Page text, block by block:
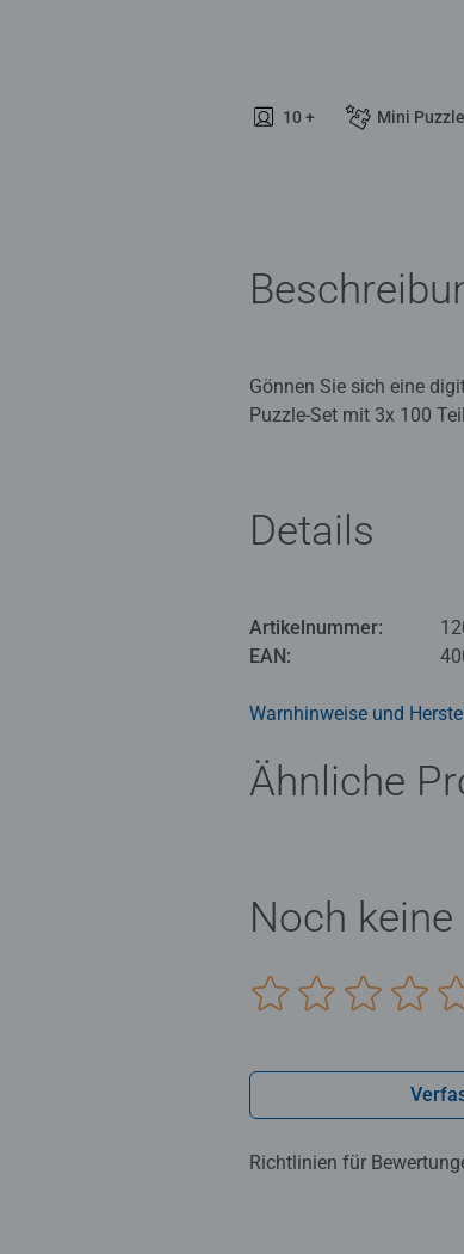
10 + Mini
Gönnen Sie sich eine
Puzzle-Set mit 3x 100
Dreifacher Puzzlespaß
besonders klar,
Puzzle stilvoll
Details
Artikelnummer:
EAN:
Warnhinweise und
Ähnliche
Noch
Richtlinien für